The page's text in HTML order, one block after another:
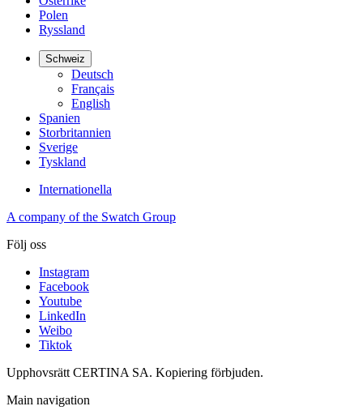
Polen
Ryssland
Schweiz
Deutsch
Français
English
Spanien
Storbritannien
Sverige
Tyskland
Internationella
A company of the Swatch Group
Följ oss
Instagram
Facebook
Youtube
LinkedIn
Weibo
Tiktok
Upphovsrätt CERTINA SA. Kopiering förbjuden.
Main navigation